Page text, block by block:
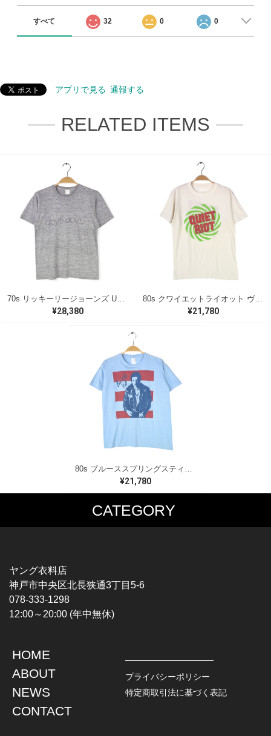
すべて 32 0 0
アプリで見る 通報する
RELATED ITEMS
¥28,380
80s クワイエットライオット ヴィンテージTシャツ ロックTシャツ バンドロゴ ホワイト QUIET RIOT メンズM相当 古着 @AAB1362
¥21,780
80s ブルーススプリングスティーン USA製 ヴィンテージTシャツ ロックTシャツ BORN IN THE USA BRUCE SPRINGSTEEN メンズM 古着 @AAA1523
¥21,780
CATEGORY
MUSIC TEE
HARDCORE / PUNK
PROGLESSIVE ROCK
POPS
SOUL / R&B
T-SHIRTS
CHAMPION
TOPS
L / S SHIRT
S / S SHIRT
HAWAIIAN SHIRT
JACKET
DENIM
LEATHER
ヤング衣料店
神戸市中央区北長狭通3丁目5-6
078-333-1298
12:00～20:00 (年中無休)
HOME
ABOUT
NEWS
CONTACT
プライバシーポリシー
特定商取引法に基づく表記